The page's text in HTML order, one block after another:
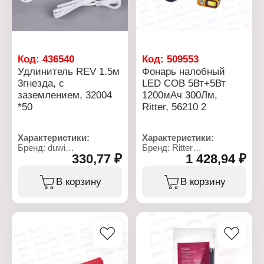
Напряжение: 220 В
Размер: 80х120х60 мм
Код: 436540
Удлинитель REV 1.5м
3гнезда, с
заземлением, 32004
*50
Характеристики:
Бренд: duwi
Артикул: 32004 5
Тип товара: Удлинитель
Назначение: бытовой
Количество розеток: 3
Максимальная нагрузка:
Сечение провода: 3х0,75
330,77 ₽
В корзину
Код:509553
Фонарь налобный
LED COB 5Вт+5Вт
1200мАч 300Лм,
Ritter, 56210 2
Характеристики:
Бренд: Ritter
Артикул: 56210 2
Тип товара: Фонарь
Вид: налобный
Источник света:
Питание: аккумулятор
Степень защиты: IP44
Емкость аккумулятора:
1 428,94 ₽
В корзину